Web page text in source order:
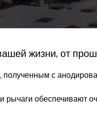
жизни, от
с
обеспечивают